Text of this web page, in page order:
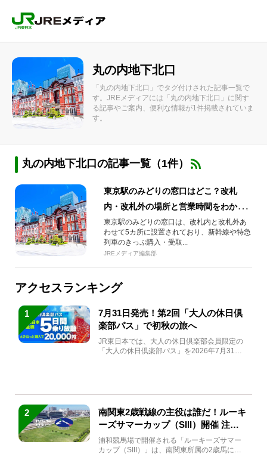
丸の内地下北口
「丸の内地下北口」でタグ付けされた記事一覧で
す。JREメディアには「丸の内地下北口」に関す
る記事やご案内、便利な情報が1件掲載されていま
す。
丸の内地下北口の記事一覧（1件）
東京駅のみどりの窓口はどこ？改札
内・改札外の場所と営業時間をわかり
やすく解説【構内図あり｜2026年最新
版】
東京駅のみどりの窓口は、改札内と改札外あ
わせて5カ所に設置されており、新幹線や特急
列車のきっぷ購入・受取...
JREメディア編集部
アクセスランキング
1
7月31日発売！第2回「大人の休日倶
楽部パス」で初秋の旅へ
JR東日本では、大人の休日倶楽部会員限定の
「大人の休日倶楽部パス」を2026年7月31日
2
南関東2歳戦線の主役は誰だ！ルーキ
ーズサマーカップ（SIII）開催 注目
馬と見どころをチェック
浦和競馬場で開催される「ルーキーズサマー
カップ（SIII）」は、南関東所属の2歳馬によ